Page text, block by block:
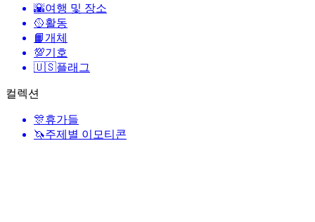
🌇여행 및 장소
🥎활동
📙개체
💯기호
🇺🇸플래그
컬렉션
🎊휴가들
🦄주제별 이모티콘